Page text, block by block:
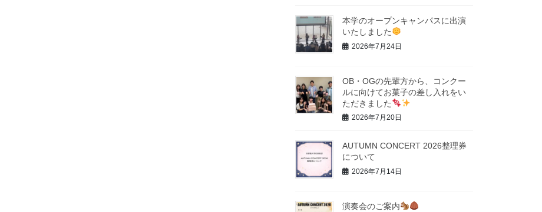
本学のオープンキャンパスに出演
いたしました
2026年7月24日
OB・OGの先輩方から、コンクー
ルに向けてお菓子の差し入れをい
ただきました
2026年7月20日
AUTUMN CONCERT 2026整理券
について
2026年7月14日
演奏会のご案内